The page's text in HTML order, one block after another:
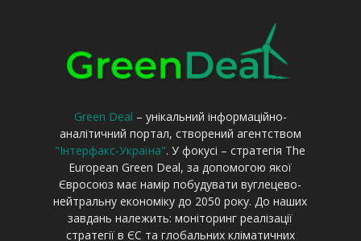
Green Deal – унікальний інформаційно-
аналітичний портал, створений агентством
"Інтерфакс-Україна". У фокусі – стратегія The
European Green Deal, за допомогою якої
Євросоюз має намір побудувати вуглецево-
нейтральну економіку до 2050 року. До наших
завдань належить: моніторинг реалізації
стратегії в ЄС та глобальних кліматичних